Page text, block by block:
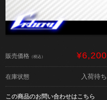
販売価格 （税込） ¥6,200
在庫状態 入荷待ち
この商品のお問い合わせはこちら